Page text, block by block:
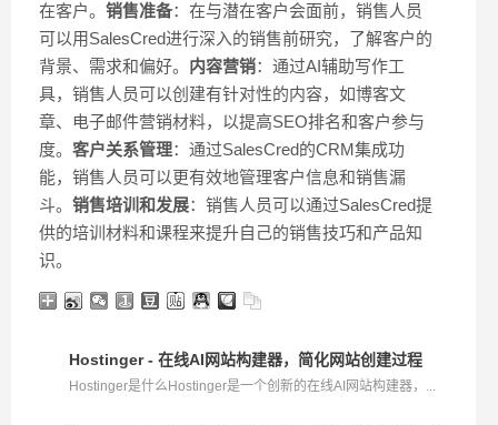
在客户。 销售准备：在与潜在客户会面前，销售人员
可以用SalesCred进行深入的销售前研究，了解客户的
背景、需求和偏好。 内容营销：通过AI辅助写作工
具，销售人员可以创建有针对性的内容，如博客文
章、电子邮件营销材料，以提高SEO排名和客户参与
度。 客户关系管理：通过SalesCred的CRM集成功
能，销售人员可以更有效地管理客户信息和销售漏
斗。 销售培训和发展：销售人员可以通过SalesCred提
供的培训材料和课程来提升自己的销售技巧和产品知
识。
Hostinger - 在线AI网站构建器，简化网站创建过程
Hostinger是什么Hostinger是一个创新的在线AI网站构建器，...